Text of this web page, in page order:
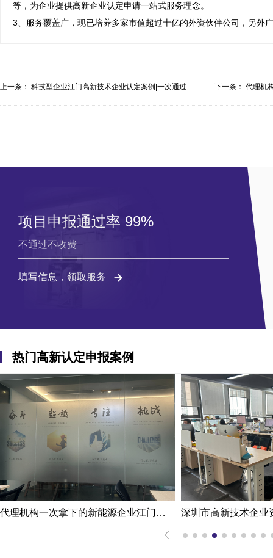
等，为企业提供高新企业认定申请一站式服务理念。
3、服务覆盖广，现已培养多家市值超过十亿的外资伙伴公司，另外
上一条： 科技型企业江门高新技术企业认定案例|一次通过 下一条： 代理机
项目申报通过率 99%
不通过不收费
填写信息，领取服务
热门高新认定申报案例
深圳市高新技术企业资质认定案例|熟练掌握国家高新企业资质认定